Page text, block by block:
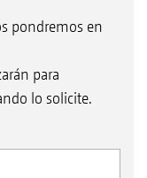
pondremos en
para
lo solicite.